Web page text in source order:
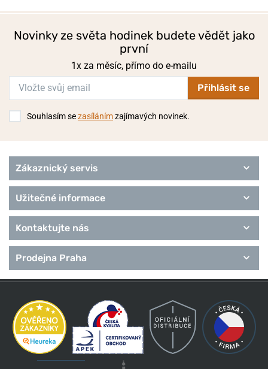
Novinky ze světa hodinek budete vědět jako
první
1x za měsíc, přímo do e-mailu
Přihlásit se
Souhlasím sezasílánímzajímavých novinek.
Zákaznický servis
Užitečné informace
Kontaktujte nás
Prodejna Praha